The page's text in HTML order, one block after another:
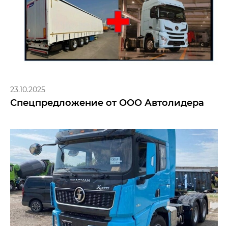
23.10.2025
Спецпредложение от ООО Автолидера